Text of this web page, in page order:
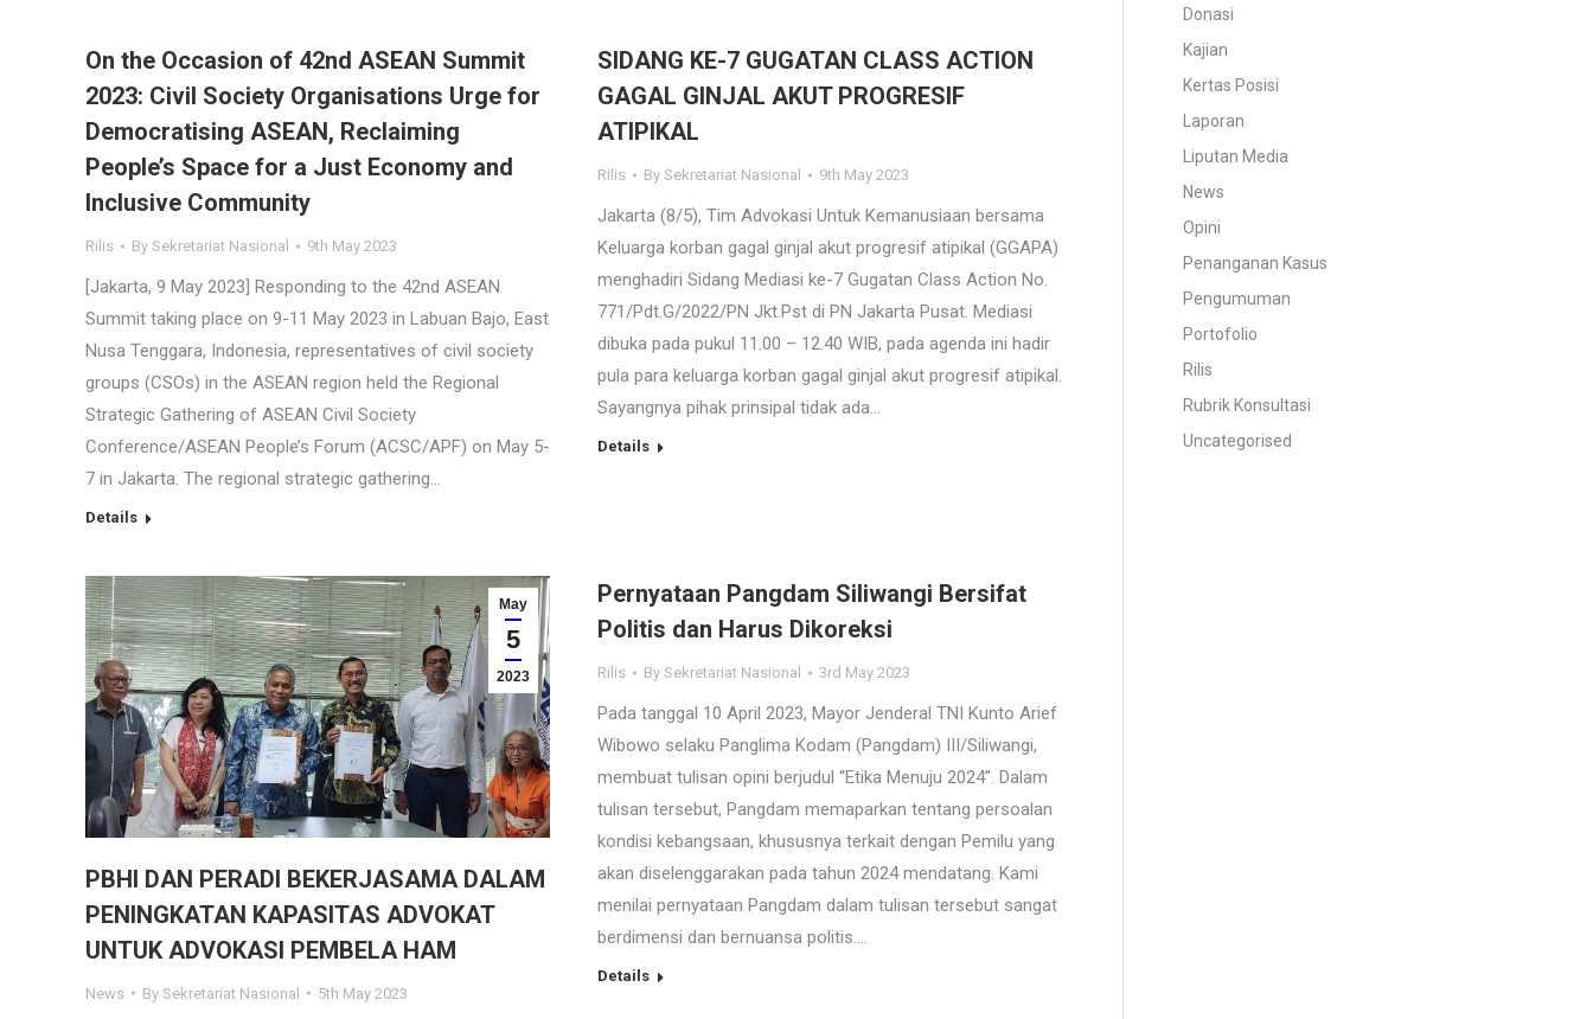
On the Occasion of 42nd ASEAN Summit
2023: Civil Society Organisations Urge for
Democratising ASEAN, Reclaiming
People’s Space for a Just Economy and
Inclusive Community
Rilis By Sekretariat Nasional 9th May 2023
[Jakarta, 9 May 2023] Responding to the 42nd ASEAN
Summit taking place on 9-11 May 2023 in Labuan Bajo, East
Nusa Tenggara, Indonesia, representatives of civil society
groups (CSOs) in the ASEAN region held the Regional
Strategic Gathering of ASEAN Civil Society
Conference/ASEAN People’s Forum (ACSC/APF) on May 5-
7 in Jakarta. The regional strategic gathering…
Details
SIDANG KE-7 GUGATAN CLASS ACTION
GAGAL GINJAL AKUT PROGRESIF
ATIPIKAL
Rilis By Sekretariat Nasional 9th May 2023
Jakarta (8/5), Tim Advokasi Untuk Kemanusiaan bersama
Keluarga korban gagal ginjal akut progresif atipikal (GGAPA)
menghadiri Sidang Mediasi ke-7 Gugatan Class Action No.
771/Pdt.G/2022/PN Jkt.Pst di PN Jakarta Pusat. Mediasi
dibuka pada pukul 11.00 – 12.40 WIB, pada agenda ini hadir
pula para keluarga korban gagal ginjal akut progresif atipikal.
Sayangnya pihak prinsipal tidak ada…
Details
May
5
2023
PBHI DAN PERADI BEKERJASAMA DALAM
PENINGKATAN KAPASITAS ADVOKAT
UNTUK ADVOKASI PEMBELA HAM
News By Sekretariat Nasional 5th May 2023
Pernyataan Pangdam Siliwangi Bersifat
Politis dan Harus Dikoreksi
Rilis By Sekretariat Nasional 3rd May 2023
Pada tanggal 10 April 2023, Mayor Jenderal TNI Kunto Arief
Wibowo selaku Panglima Kodam (Pangdam) III/Siliwangi,
membuat tulisan opini berjudul “Etika Menuju 2024”. Dalam
tulisan tersebut, Pangdam memaparkan tentang persoalan
kondisi kebangsaan, khususnya terkait dengan Pemilu yang
akan diselenggarakan pada tahun 2024 mendatang. Kami
menilai pernyataan Pangdam dalam tulisan tersebut sangat
berdimensi dan bernuansa politis.…
Details
Donasi
Kajian
Kertas Posisi
Laporan
Liputan Media
News
Opini
Penanganan Kasus
Pengumuman
Portofolio
Rilis
Rubrik Konsultasi
Uncategorised